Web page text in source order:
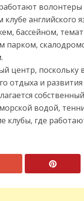
волонтеры
английского
бассейном,
парком,
центр, поскольку
отдыха и развития
собственный
водой,
клубы, где